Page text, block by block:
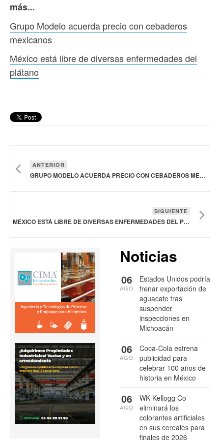
más...
Grupo Modelo acuerda precio con cebaderos
mexicanos
México está libre de diversas enfermedades del
plátano
ANTERIOR
GRUPO MODELO ACUERDA PRECIO CON CEBADEROS MEXICANOS
SIGUIENTE
MÉXICO ESTÁ LIBRE DE DIVERSAS ENFERMEDADES DEL PLÁTANO
Noticias
Estados Unidos podría
frenar exportación de
aguacate tras
suspender
inspecciones en
Michoacán
06
AGO
Coca-Cola estrena
publicidad para
celebrar 100 años de
historia en México
06
AGO
WK Kellogg Co
eliminará los
colorantes artificiales
en sus cereales para
finales de 2026
06
AGO